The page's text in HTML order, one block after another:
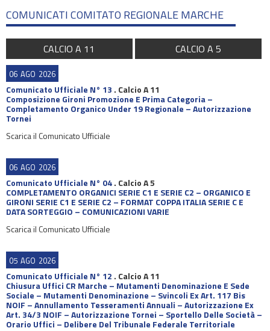
COMUNICATI COMITATO REGIONALE MARCHE
CALCIO A 11 CALCIO A 5
06 AGO 2026
Comunicato Ufficiale N° 13 . Calcio A 11
Composizione Gironi Promozione E Prima Categoria –
Completamento Organico Under 19 Regionale – Autorizzazione
Tornei
Scarica il Comunicato Ufficiale
06 AGO 2026
Comunicato Ufficiale N° 04. Calcio A 5
COMPLETAMENTO ORGANICI SERIE C1 E SERIE C2 – ORGANICO E
GIRONI SERIE C1 E SERIE C2 – FORMAT COPPA ITALIA SERIE C E
DATA SORTEGGIO – COMUNICAZIONI VARIE
Scarica il Comunicato Ufficiale
05 AGO 2026
Comunicato Ufficiale N° 12 . Calcio A 11
Chiusura Uffici CR Marche – Mutamenti Denominazione E Sede
Sociale – Mutamenti Denominazione – Svincoli Ex Art. 117 Bis
NOIF – Annullamento Tesseramenti Annuali – Autorizzazione Ex
Art. 34/3 NOIF – Autorizzazione Tornei – Sportello Delle Società –
Orario Uffici – Delibere Del Tribunale Federale Territoriale